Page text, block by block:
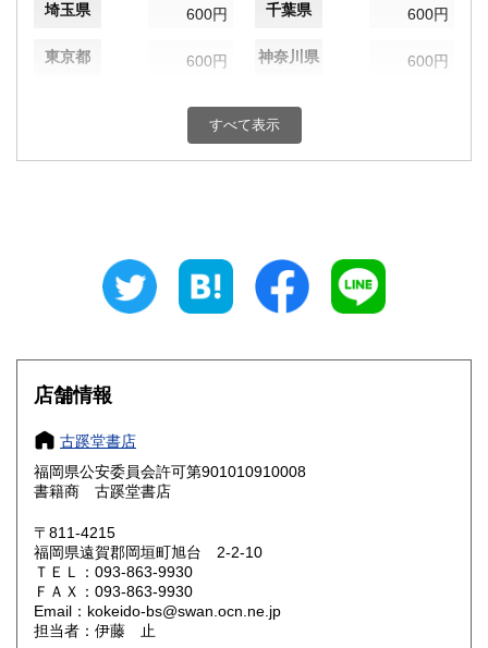
埼玉県 600円 千葉県 600円
東京都 600円 神奈川県 600円
600円 富山県
600円 三重県
大阪府
奈良県
鳥取県 600円 島根県
岡山県
山口県 600円
香川県 愛媛県
すべて表示
店舗情報
古蹊堂書店
福岡県公安委員会許可第901010910008
書籍商 古蹊堂書店
〒811-4215
福岡県遠賀郡岡垣町旭台 2-2-10
ＴＥＬ：093-863-9930
ＦＡＸ：093-863-9930
Email：kokeido-bs@swan.ocn.ne.jp
担当者：伊藤 止